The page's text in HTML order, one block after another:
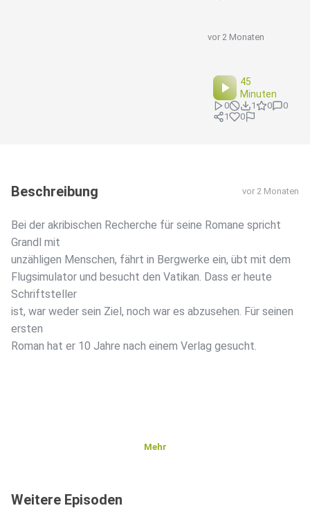
vor 2 Monaten
45
Minuten
0 1 0
0
1
0
Beschreibung vor 2 Monaten
Bei der akribischen Recherche für seine Romane spricht
Grandl mit
unzähligen Menschen, fährt in Bergwerke ein, übt mit dem
Flugsimulator und besucht den Vatikan. Dass er heute
Schriftsteller
ist, war weder sein Ziel, noch war es abzusehen. Für seinen
ersten
Roman hat er 10 Jahre nach einem Verlag gesucht.
Mehr
Weitere Episoden